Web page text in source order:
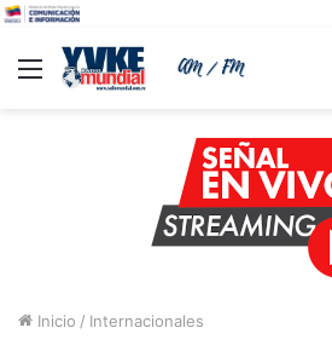
Menu
Inicio / Internacionales